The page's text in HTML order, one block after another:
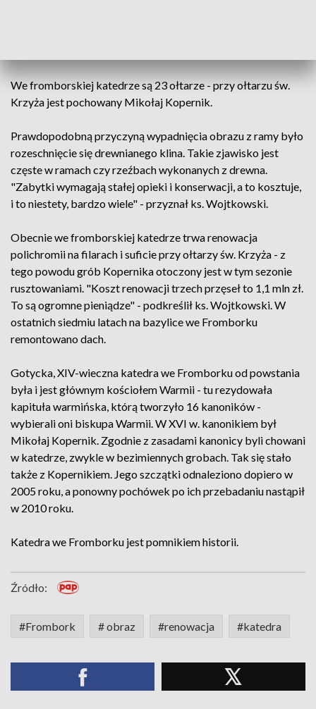
We fromborskiej katedrze są 23 ołtarze - przy ołtarzu św.
Krzyża jest pochowany Mikołaj Kopernik.
Prawdopodobną przyczyną wypadnięcia obrazu z ramy było
rozeschnięcie się drewnianego klina. Takie zjawisko jest
częste w ramach czy rzeźbach wykonanych z drewna.
"Zabytki wymagają stałej opieki i konserwacji, a to kosztuje,
i to niestety, bardzo wiele" - przyznał ks. Wojtkowski.
Obecnie we fromborskiej katedrze trwa renowacja
polichromii na filarach i suficie przy ołtarzy św. Krzyża - z
tego powodu grób Kopernika otoczony jest w tym sezonie
rusztowaniami. "Koszt renowacji trzech przęseł to 1,1 mln zł.
To są ogromne pieniądze" - podkreślił ks. Wojtkowski. W
ostatnich siedmiu latach na bazylice we Fromborku
remontowano dach.
Gotycka, XIV-wieczna katedra we Fromborku od powstania
była i jest głównym kościołem Warmii - tu rezydowała
kapituła warmińska, którą tworzyło 16 kanoników -
wybierali oni biskupa Warmii. W XVI w. kanonikiem był
Mikołaj Kopernik. Zgodnie z zasadami kanonicy byli chowani
w katedrze, zwykle w bezimiennych grobach. Tak się stało
także z Kopernikiem. Jego szczątki odnaleziono dopiero w
2005 roku, a ponowny pochówek po ich przebadaniu nastąpił
w 2010 roku.
Katedra we Fromborku jest pomnikiem historii.
Źródło:
#Frombork # obraz #renowacja #katedra